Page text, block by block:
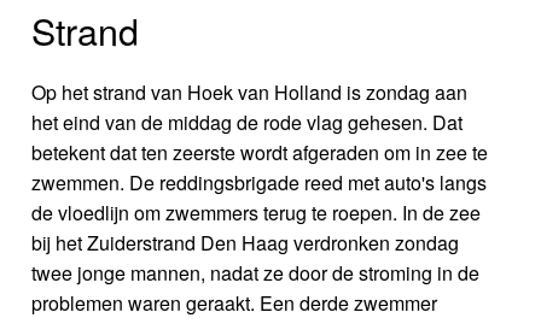
Strand
Op het strand van Hoek van Holland is zondag aan
het eind van de middag de rode vlag gehesen. Dat
betekent dat ten zeerste wordt afgeraden om in zee te
zwemmen. De reddingsbrigade reed met auto's langs
de vloedlijn om zwemmers terug te roepen. In de zee
bij het Zuiderstrand Den Haag verdronken zondag
twee jonge mannen, nadat ze door de stroming in de
problemen waren geraakt. Een derde zwemmer